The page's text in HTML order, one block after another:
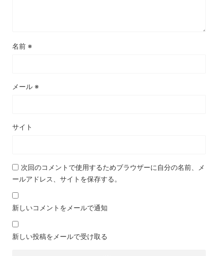
名前 ※
メール ※
サイト
次回のコメントで使用するためブラウザーに自分の名前、メ
ールアドレス、サイトを保存する。
新しいコメントをメールで通知
新しい投稿をメールで受け取る